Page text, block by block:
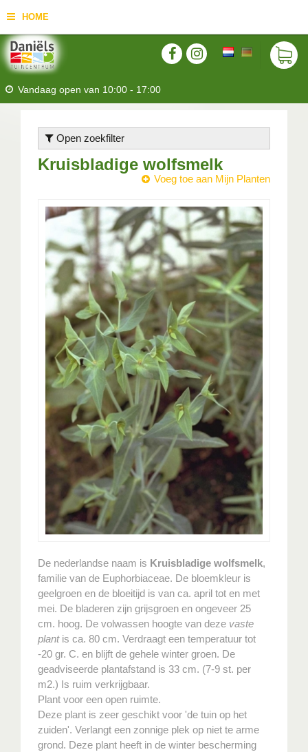
HOME
Vandaag open van 10:00 - 17:00
Open zoekfilter
Kruisbladige wolfsmelk
Voeg toe aan Mijn Planten
De nederlandse naam is Kruisbladige wolfsmelk,
familie van de Euphorbiaceae. De bloemkleur is
geelgroen en de bloeitijd is van ca. april tot en met
mei. De bladeren zijn grijsgroen en ongeveer 25
cm. hoog. De volwassen hoogte van deze vaste
plantis ca. 80 cm. Verdraagt een temperatuur tot
-20 gr. C. en blijft de gehele winter groen. De
geadviseerde plantafstand is 33 cm. (7-9 st. per
m2.) Is ruim verkrijgbaar.
Plant voor een open ruimte.
Deze plant is zeer geschikt voor 'de tuin op het
zuiden'. Verlangt een zonnige plek op niet te arme
grond. Deze plant heeft in de winter bescherming